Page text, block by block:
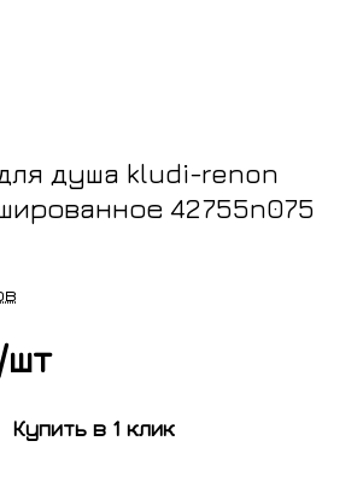
душа kludi-renon
42755n075
шт
Купить в 1 клик